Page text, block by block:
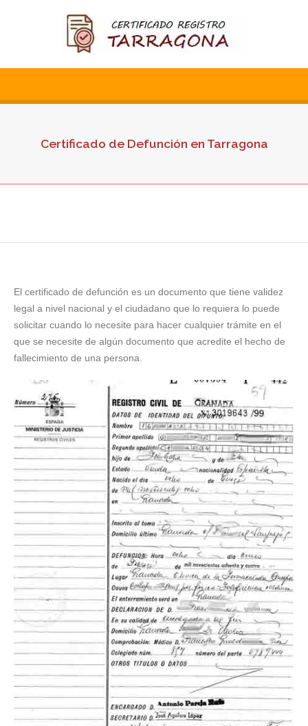
Certificado de Defunción en Tarragona
El certificado de defunción es un documento que tiene validez
legal a nivel nacional y el ciudadano que lo requiera lo puede
solicitar cuando lo necesite para hacer cualquier trámite en el
que se necesite de algún documento que acredite el hecho de
fallecimiento de una persona.